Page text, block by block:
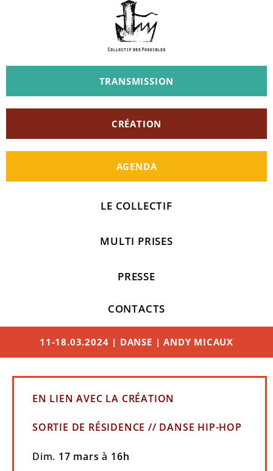
TRANSMISSION
CRÉATION
AGENDA
LE COLLECTIF
MULTI PRISES
PRESSE
CONTACTS
11-18.03.2024 | DANSE | ANDY MICAUX
EN LIEN AVEC LA CRÉATION
SORTIE DE RÉSIDENCE // DANSE HIP-HOP
Dim. 17 mars à 16h